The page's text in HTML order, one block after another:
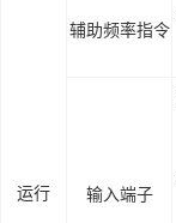
运行
辅助频率指令
输入端子